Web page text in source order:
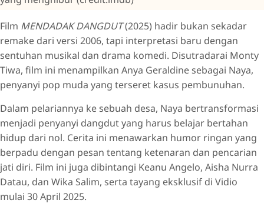
Film MENDADAK DANGDUT(2025) hadir bukan sekadar
remake dari versi 2006, tapi interpretasi baru dengan
sentuhan musikal dan drama komedi. Disutradarai Monty
Tiwa, film ini menampilkan Anya Geraldine sebagai Naya,
penyanyi pop muda yang terseret kasus pembunuhan.
Dalam pelariannya ke sebuah desa, Naya bertransformasi
menjadi penyanyi dangdut yang harus belajar bertahan
hidup dari nol. Cerita ini menawarkan humor ringan yang
berpadu dengan pesan tentang ketenaran dan pencarian
jati diri. Film ini juga dibintangi Keanu Angelo, Aisha Nurra
Datau, dan Wika Salim, serta tayang eksklusif di Vidio
mulai 30 April 2025.